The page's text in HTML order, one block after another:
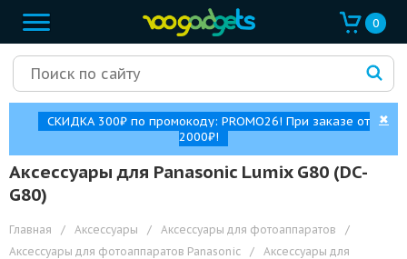
0
СКИДКА 300₽ по промокоду: PROMO26! При заказе от
2000₽!
✖
Аксессуары для Panasonic Lumix G80 (DC-
G80)
Главная / Аксессуары / Аксессуары для фотоаппаратов
/
Аксессуары для фотоаппаратов Panasonic
/
Аксессуары для